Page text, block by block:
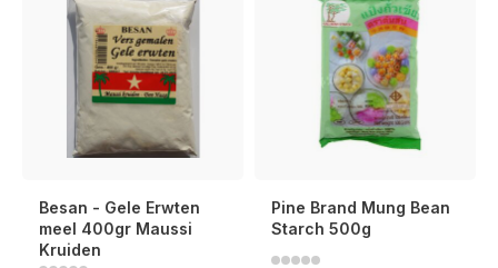
Besan - Gele Erwten
meel 400gr Maussi
Kruiden
Pine Brand Mung Bean
Starch 500g